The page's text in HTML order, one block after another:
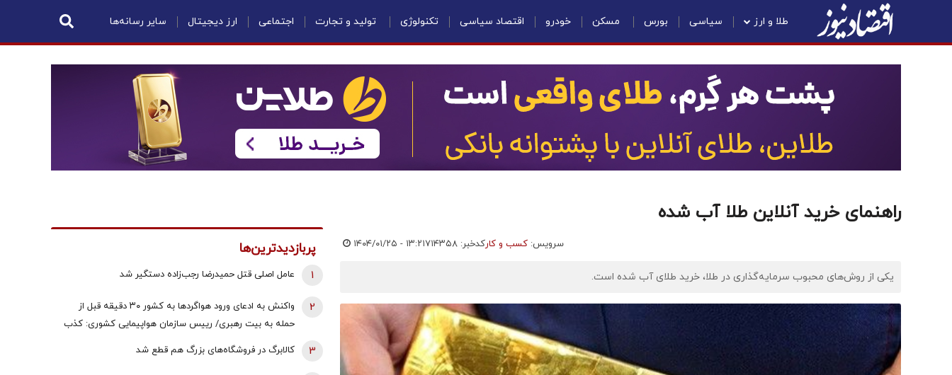
طلا و ارز سیاسی بورس مسکن خودرو اقتصاد سیاسی تکنولوژی تولید و تجارت اجتماعی ارز دیجیتال سایر رسانه‌ها
راهنمای خرید آنلاین طلا آب شده
سرویس: کسب و کارکدخبر: ۷۱۴۳۵۸ ۱۴۰۴/۰۱/۲۵ - ۱۳:۲۱
یکی از روش‌های محبوب سرمایه‌گذاری در طلا، خرید طلای آب شده است.
پربازدیدترین‌ها
عامل اصلی قتل حمیدرضا رجب‌زاده دستگیر شد 1
واکنش به ادعای ورود هواگردها به کشور ٣٠ دقیقه قبل از
حمله به بیت رهبری/ رییس سازمان هواپیمایی کشوری: کذب
محض است/ اگر چنین گزارشی وجود داشت، خودمان آن را
اطلاع‌رسانی می‌کردیم
2
کالابرگ در فروشگاه‌های بزرگ هم قطع شد 3